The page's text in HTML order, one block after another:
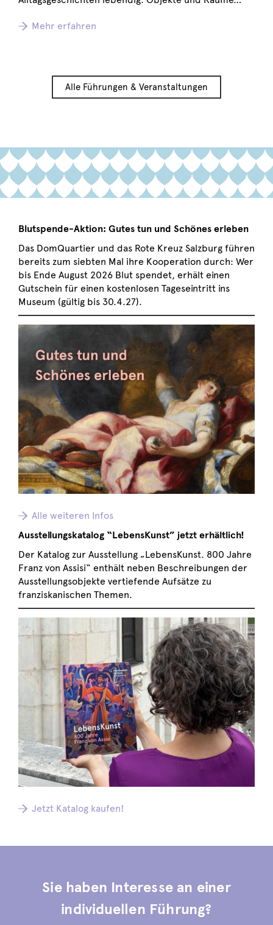
Mehr erfahren
Alle Führungen & Veranstaltungen
Blutspende-Aktion: Gutes tun und Schönes erleben
Das DomQuartier und das Rote Kreuz Salzburg führen
bereits zum siebten Mal ihre Kooperation durch: Wer
bis Ende August 2026 Blut spendet, erhält einen
Gutschein für einen kostenlosen Tageseintritt ins
Museum (gültig bis 30.4.27).
Alle weiteren Infos
Ausstellungskatalog “LebensKunst” jetzt erhältlich!
Der Katalog zur Ausstellung „LebensKunst. 800 Jahre
Franz von Assisi“ enthält neben Beschreibungen der
Ausstellungsobjekte vertiefende Aufsätze zu
franziskanischen Themen.
Jetzt Katalog kaufen!
Sie haben Interesse an einer
individuellen Führung?